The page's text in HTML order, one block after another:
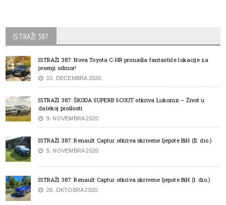
ISTRAŽI 387
ISTRAŽI 387: Nova Toyota C-HR pronašla fantastiče lokacije za
jesenji odmor!
10. DECEMBRA 2020.
ISTRAŽI 387: ŠKODA SUPERB SCOUT otkriva Lukomir – Život u
dalekoj prošlosti
9. NOVEMBRA 2020.
ISTRAŽI 387: Renault Captur otkriva skrivene ljepote BiH (II. dio.)
5. NOVEMBRA 2020.
ISTRAŽI 387: Renault Captur otkriva skrivene ljepote BiH (I. dio.)
28. OKTOBRA 2020.